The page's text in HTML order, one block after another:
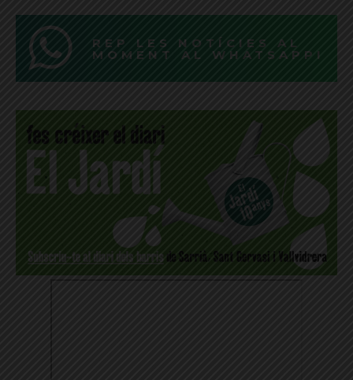
REP LES NOTÍCIES AL
MOMENT AL WHATSAPP!